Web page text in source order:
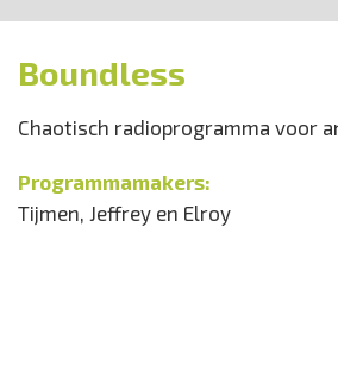
Boundless
Chaotisch radioprogramma voor
Programmamakers:
Tijmen, Jeffrey en Elroy